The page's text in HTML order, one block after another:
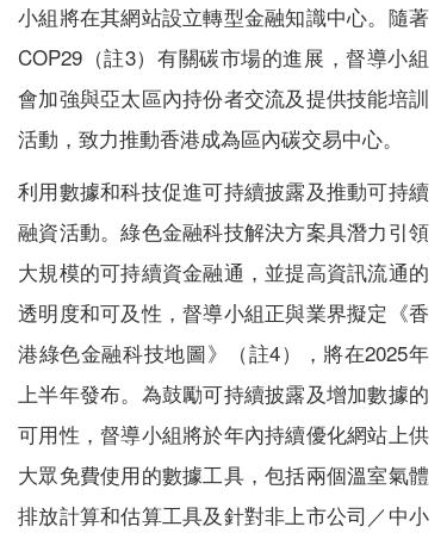
小組將在其網站設立轉型金融知識中心。隨著
COP29（註3）有關碳市場的進展，督導小組
會加強與亞太區內持份者交流及提供技能培訓
活動，致力推動香港成為區內碳交易中心。
利用數據和科技促進可持續披露及推動可持續
融資活動。綠色金融科技解決方案具潛力引領
大規模的可持續資金融通，並提高資訊流通的
透明度和可及性，督導小組正與業界擬定《香
港綠色金融科技地圖》（註4），將在2025年
上半年發布。為鼓勵可持續披露及增加數據的
可用性，督導小組將於年內持續優化網站上供
大眾免費使用的數據工具，包括兩個溫室氣體
排放計算和估算工具及針對非上市公司／中小